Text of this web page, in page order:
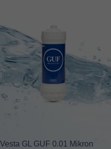
Vesta GL GUF 0.01 Mikron